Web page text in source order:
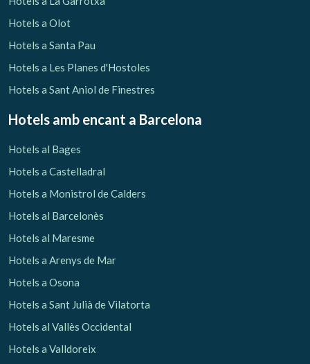
Gestionar la meva reserva
Verificar localitzador
Hotels a Olot
Hotels a Santa Pau
Hotels a Les Planes d'Hostoles
Hotels a Sant Aniol de Finestres
Hotels amb encant a Barcelona
Hotels al Bages
Hotels a Castelladral
Hotels a Monistrol de Calders
Hotels al Barcelonès
Hotels al Maresme
Hotels a Arenys de Mar
Hotels a Osona
Hotels a Sant Julià de Vilatorta
Hotels al Vallès Occidental
Hotels a Valldoreix